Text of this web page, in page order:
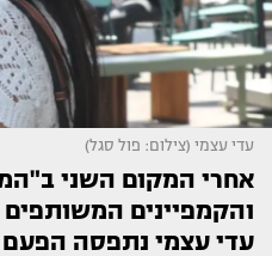
עדי עצמי (צילום: פול סגל)
אחרי המקום השני
והקמפיינים
עדי עצמי נתפסה